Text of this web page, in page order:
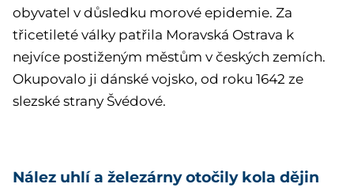
obyvatel v důsledku morové epidemie. Za
třicetileté války patřila Moravská Ostrava k
nejvíce postiženým městům v českých zemích.
Okupovalo ji dánské vojsko, od roku 1642 ze
slezské strany Švédové.
Nález uhlí a železárny otočily kola dějin